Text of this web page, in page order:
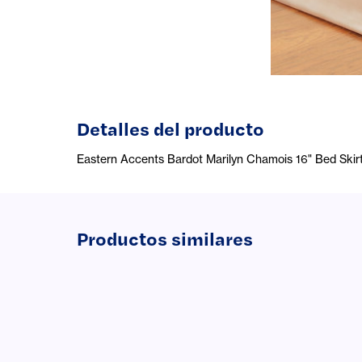
Detalles del producto
Eastern Accents Bardot Marilyn Chamois 16" Bed
Productos similares